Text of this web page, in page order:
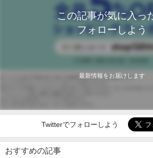
この記事が気に入っ
フォローしよう
最新情報をお届けします
Twitterでフォローしよう
おすすめの記事